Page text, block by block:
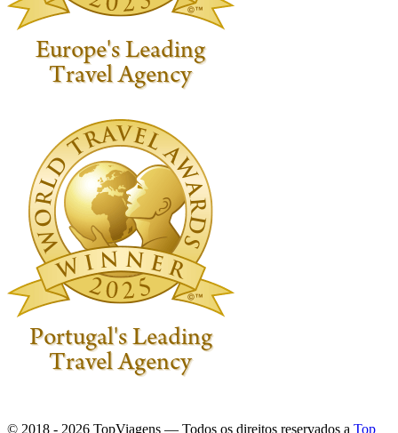
© 2018 - 2026 TopViagens — Todos os direitos reservados a Top